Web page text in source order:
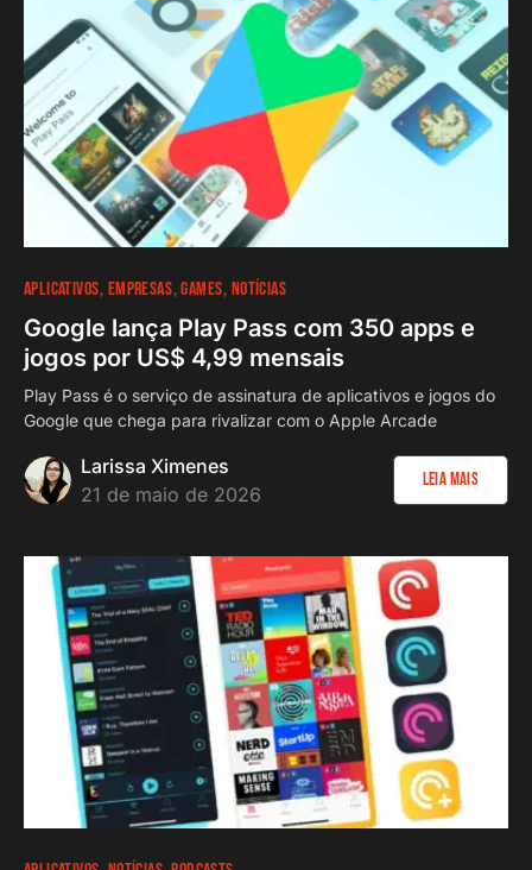
APLICATIVOS EMPRESAS GAMES NOTÍCIAS
Google lança Play Pass com 350 apps e
jogos por US$ 4,99 mensais
Play Pass é o serviço de assinatura de aplicativos e jogos do
Google que chega para rivalizar com o Apple Arcade
Larissa Ximenes
21 de maio de 2026
Leia Mais